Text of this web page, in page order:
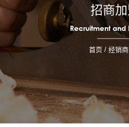
招商
Recruitment and
首页/ 经销商